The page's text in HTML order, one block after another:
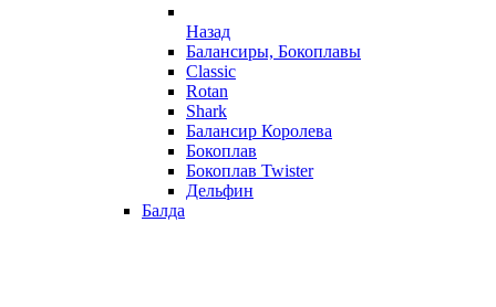
Назад
Балансиры, Бокоплавы
Classic
Rotan
Shark
Балансир Королева
Бокоплав
Бокоплав Twister
Дельфин
Балда